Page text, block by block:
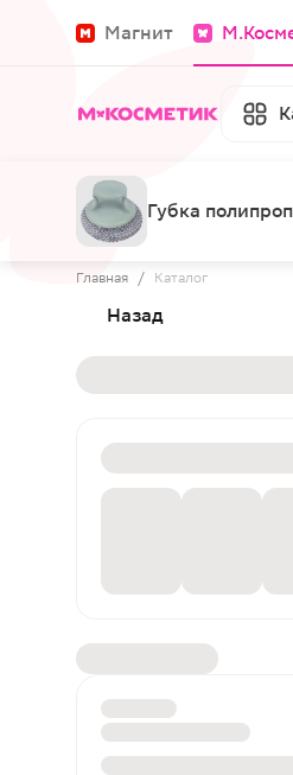
Магнит
Губка
Главная / Каталог
Назад